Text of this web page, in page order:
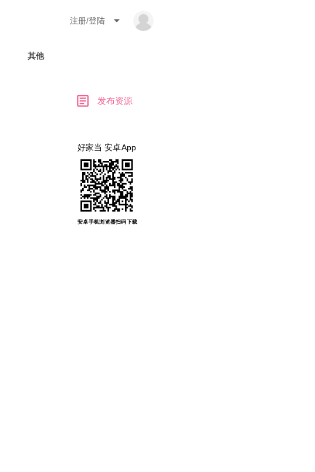
注册/登陆 arrow_drop_down
其他
article 发布资源
好家当 安卓App
安卓手机浏览器扫码下载